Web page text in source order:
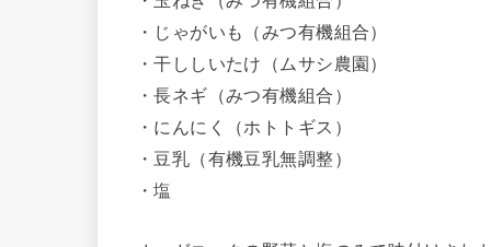
・じゃがいも（みつ有機組合）
・干ししいたけ（ムサシ農園）
・長ネギ（みつ有機組合）
・にんにく（ホトトギス）
・豆乳（有機豆乳無調整）
・塩